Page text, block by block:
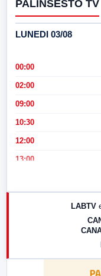
PALINSESTO TV
LUNEDI 03/08
00:00
02:00
09:00
10:30
12:00
13:00
17:00
LABTV